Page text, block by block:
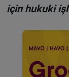
için hukuki